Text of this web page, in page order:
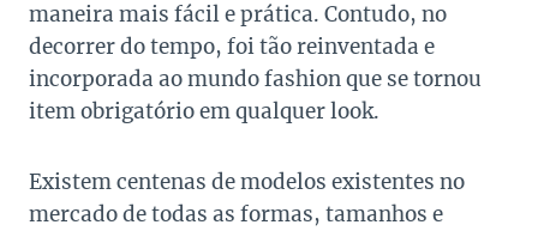
maneira mais fácil e prática. Contudo, no
decorrer do tempo, foi tão reinventada e
incorporada ao mundo fashion que se tornou
item obrigatório em qualquer look.
Existem centenas de modelos existentes no
mercado de todas as formas, tamanhos e